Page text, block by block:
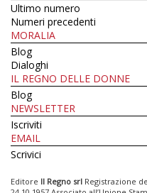
Ultimo numero
Numeri precedenti
MORALIA
Blog
Dialoghi
IL REGNO DELLE DONNE
Blog
NEWSLETTER
Iscriviti
EMAIL
Scrivici
Editore Il Regno srl Registrazione